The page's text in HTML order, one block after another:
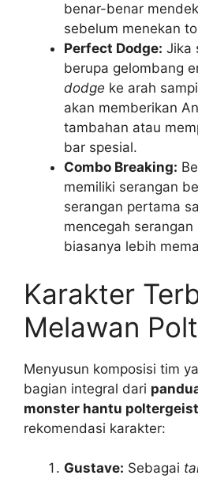
benar-benar
sebelum menekan
Perfect Dodge: Jika
berupa gelombang
dodge ke arah
akan memberikan
tambahan atau
bar spesial.
Combo Breaking:
memiliki serangan
serangan pertama
mencegah
biasanya lebih
Karakter
Melawan
Menyusun komposisi tim
bagian integral dari
monster hantu poltergeist
rekomendasi karakter:
Gustave: Sebagai